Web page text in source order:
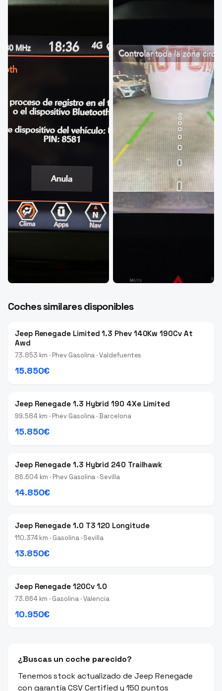
Coches similares disponibles
Jeep Renegade Limited 1.3 Phev 140Kw 190Cv At
Awd
73.853 km · Phev Gasolina · Valdefuentes
15.850€
Jeep Renegade 1.3 Hybrid 190 4Xe Limited
99.584 km · Phev Gasolina · Barcelona
15.850€
Jeep Renegade 1.3 Hybrid 240 Trailhawk
86.604 km · Phev Gasolina · Sevilla
14.850€
Jeep Renegade 1.0 T3 120 Longitude
110.374 km · Gasolina · Sevilla
13.850€
Jeep Renegade 120Cv 1.0
73.864 km · Gasolina · Valencia
10.950€
¿Buscas un coche parecido?
Tenemos stock actualizado de Jeep Renegade
con garantía CSV Certified y 150 puntos